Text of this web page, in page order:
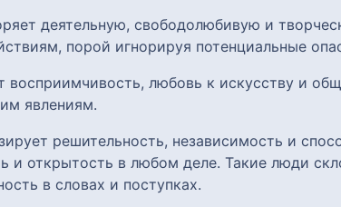
деятельную, свободолюбивую и
порой игнорируя потенциальные
восприимчивость, любовь к искусству и
явлениям.
решительность, независимость и
и открытость в любом деле. Такие люди
в словах и поступках.